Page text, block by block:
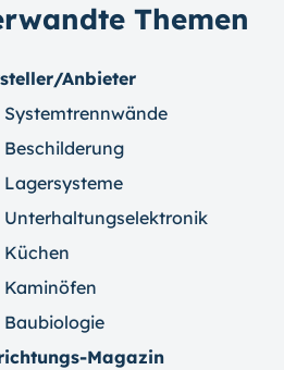
Themen
Anbieter
Systemtrennwände
Beschilderung
Lagersysteme
Unterhaltungselektronik
Küchen
Kaminöfen
Baubiologie
Magazin